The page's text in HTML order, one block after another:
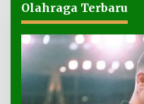
Olahraga Terbaru